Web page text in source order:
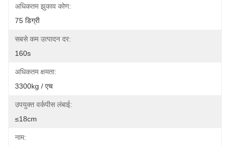
अधिकतम झुकाव कोण:
75 डिग्री
सबसे कम उत्पादन दर:
160s
अधिकतम क्षमता:
3300kg / एच
उपयुक्त वर्कपीस लंबाई:
≤18cm
नाम: